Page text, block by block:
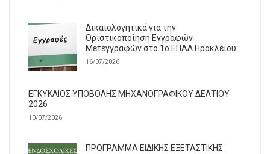
Δικαιολογητικά για την
Οριστικοποίηση Εγγραφών-
Μετεγγραφών στο 1ο ΕΠΑΛ Ηρακλείου .
16/07/2026
ΕΓΚΥΚΛΙΟΣ ΥΠΟΒΟΛΗΣ ΜΗΧΑΝΟΓΡΑΦΙΚΟΥ ΔΕΛΤΙΟΥ
2026
10/07/2026
ΠΡΟΓΡΑΜΜΑ ΕΙΔΙΚΗΣ ΕΞΕΤΑΣΤΙΚΗΣ